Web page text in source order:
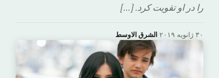
را در او تقویت کرد. […]
الشرق الاوسط· ۳۰ ژانویه ۲۰۱۹